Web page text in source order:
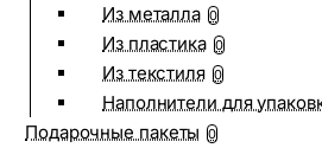
Из металла 0
Из пластика 0
Из текстиля 0
Наполнители для
Подарочные пакеты 0